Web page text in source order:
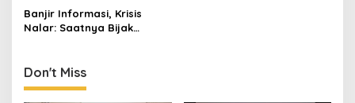
Internasional di Thailand
Banjir Informasi, Krisis
Nalar: Saatnya Bijak
Don't Miss